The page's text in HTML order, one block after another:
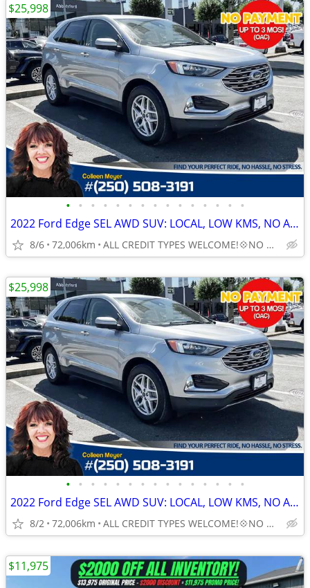
• • • • • • • • • • • • • • •
2022 Ford Edge SEL AWD SUV: LOCAL, LOW KMS, NO ACCIDENTS
8/6 72,006km ALL CREDIT TYPES WELCOME!💠NO DOWN REQUIRED!
$25,998
• • • • • • • • • • • • • • •
2022 Ford Edge SEL AWD SUV: LOCAL, LOW KMS, NO ACCIDENTS
8/2 72,006km ALL CREDIT TYPES WELCOME!💠NO DOWN REQUIRED!
$25,998
$11,975